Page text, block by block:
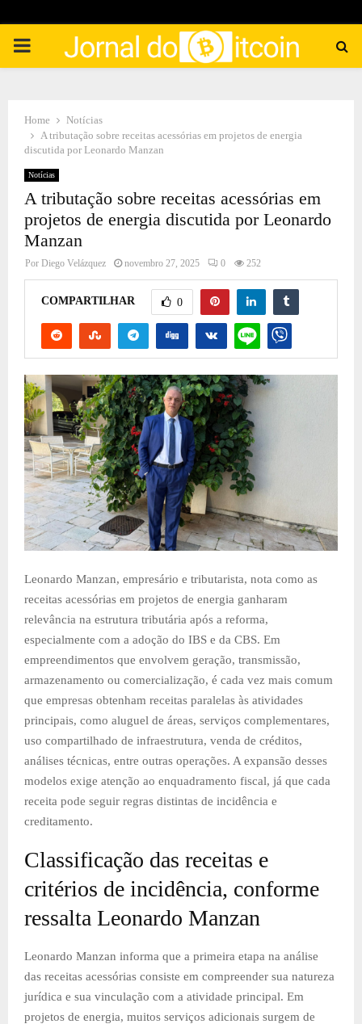
PRIMARY
Home
Notícias
A tributação sobre receitas acessórias em projetos de energia
discutida por Leonardo Manzan
Notícias
A tributação sobre receitas acessórias em
projetos de energia discutida por Leonardo
Manzan
Por Diego Velázquez novembro 27, 2025 0 252
COMPARTILHAR 0
Leonardo Manzan, empresário e tributarista, nota como as
receitas acessórias em projetos de energia ganharam
relevância na estrutura tributária após a reforma,
especialmente com a adoção do IBS e da CBS. Em
empreendimentos que envolvem geração, transmissão,
armazenamento ou comercialização, é cada vez mais comum
que empresas obtenham receitas paralelas às atividades
principais, como aluguel de áreas, serviços complementares,
uso compartilhado de infraestrutura, venda de créditos,
análises técnicas, entre outras operações. A expansão desses
modelos exige atenção ao enquadramento fiscal, já que cada
receita pode seguir regras distintas de incidência e
creditamento.
Classificação das receitas e
critérios de incidência, conforme
ressalta Leonardo Manzan
Leonardo Manzan informa que a primeira etapa na análise
das receitas acessórias consiste em compreender sua natureza
jurídica e sua vinculação com a atividade principal. Em
projetos de energia, muitos serviços adicionais surgem de